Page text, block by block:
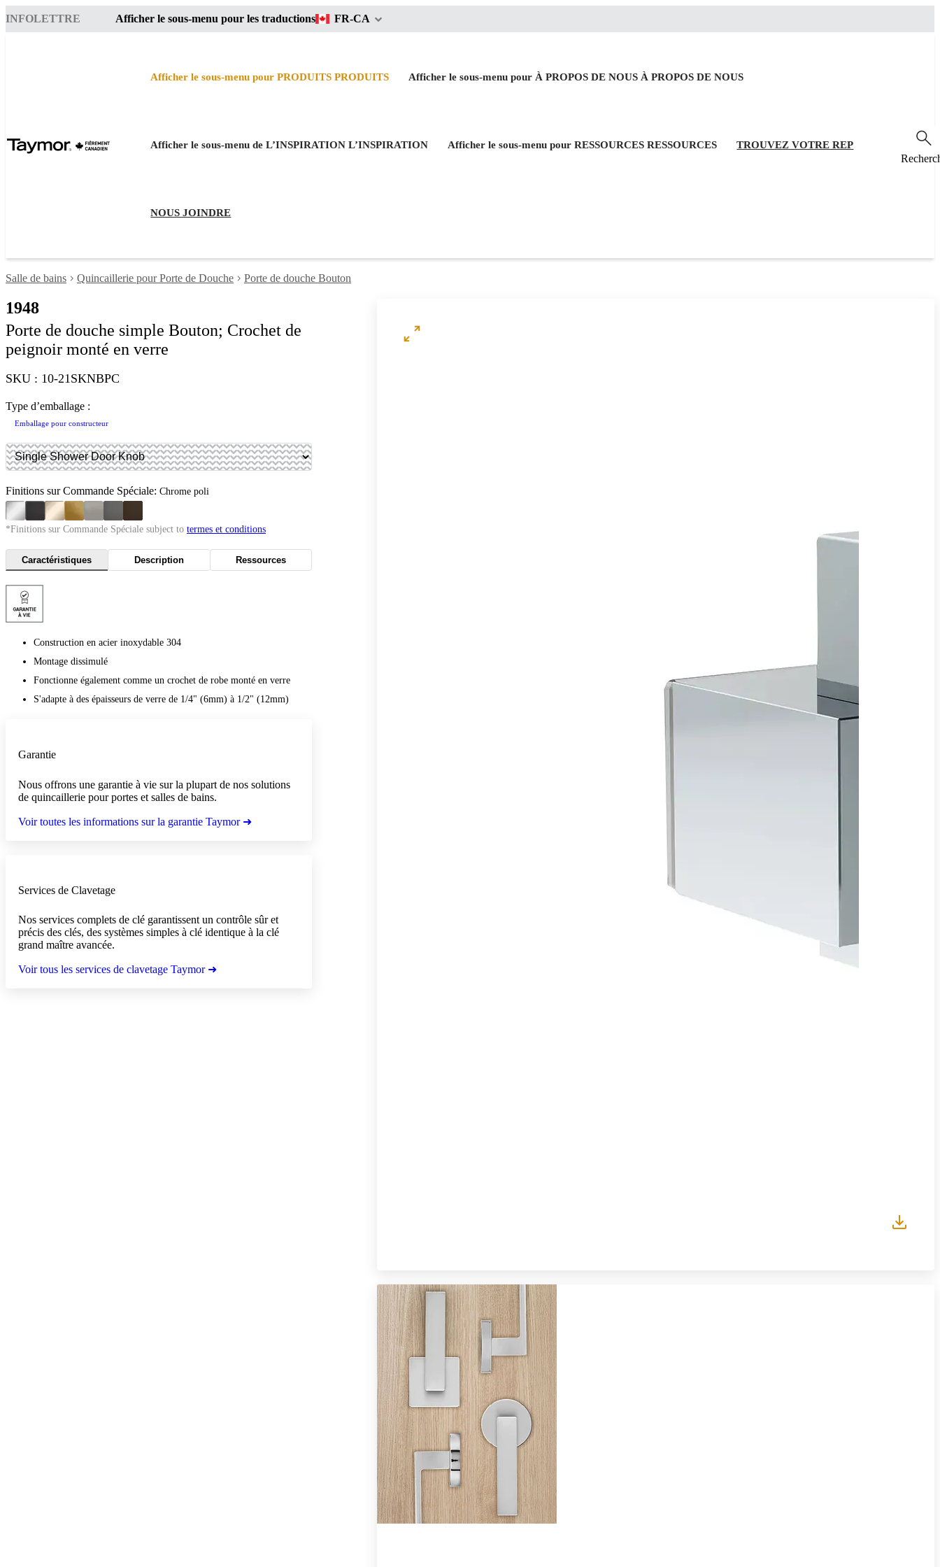
INFOLETTRE Afficher le sous-menu pour les traductions FR-CA
Afficher le sous-menu pour PRODUITS PRODUITS Afficher le sous-menu pour À PROPOS DE NOUS À PROPOS DE NOUS
Afficher le sous-menu de L’INSPIRATION L’INSPIRATION Afficher le sous-menu pour RESSOURCES RESSOURCES TROUVEZ VOTRE REP
NOUS JOINDRE
Salle de bains Quincaillerie pour Porte de Douche Porte de douche Bouton
1948
Porte de douche simple Bouton; Crochet de
peignoir monté en verre
SKU : 10-21SKNBPC
Type d’emballage :
Emballage pour constructeur
Finitions sur Commande Spéciale: Chrome poli
*Finitions sur Commande Spéciale subject to termes et conditions
Caractéristiques Description Ressources
Construction en acier inoxydable 304
Montage dissimulé
Fonctionne également comme un crochet de robe monté en verre
S'adapte à des épaisseurs de verre de 1/4" (6mm) à 1/2" (12mm)
Garantie
Nous offrons une garantie à vie sur la plupart de nos solutions
de quincaillerie pour portes et salles de bains.
Voir toutes les informations sur la garantie Taymor ➜
Services de Clavetage
Nos services complets de clé garantissent un contrôle sûr et
précis des clés, des systèmes simples à clé identique à la clé
grand maître avancée.
Voir tous les services de clavetage Taymor ➜